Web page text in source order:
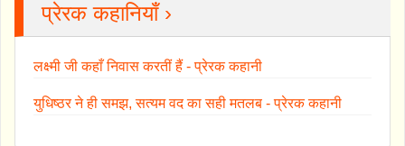
प्रेरक कहानियाँ ›
लक्ष्मी जी कहाँ निवास करतीं हैं - प्रेरक कहानी
युधिष्ठर ने ही समझ, सत्यम वद का सही मतलब - प्रेरक कहानी